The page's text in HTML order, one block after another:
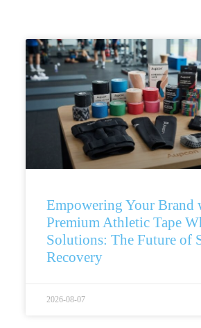
Empowering Your Brand
Premium Athletic Tape
Solutions: The Future of
Recovery
2026-08-07